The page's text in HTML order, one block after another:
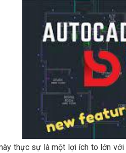
thực sự là một lợi ích to lớn